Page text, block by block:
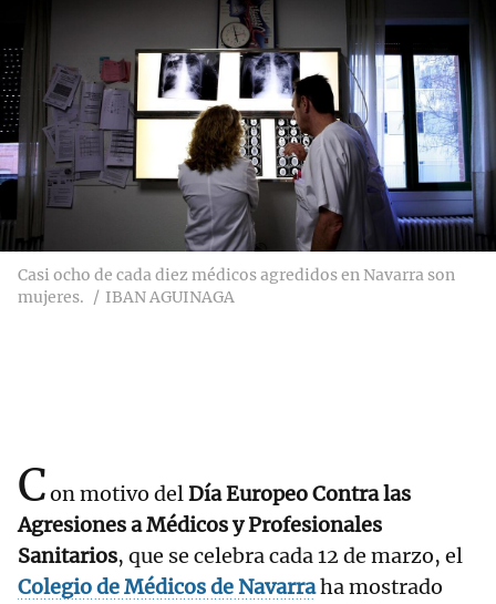
Casi ocho de cada diez médicos agredidos en Navarra son
mujeres.
IBAN AGUINAGA
Con motivo delDía Europeo Contra las
Agresiones a Médicos y Profesionales
Sanitarios, que se celebra cada 12 de marzo, el
Colegio de Médicos de Navarraha mostrado